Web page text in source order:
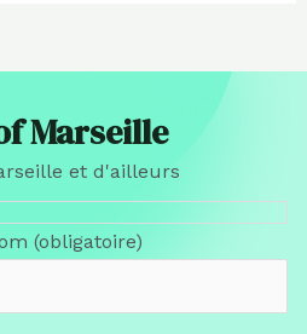
Marseille
et d'ailleurs
(obligatoire)